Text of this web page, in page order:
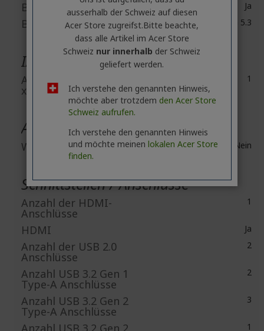
Bluetooth Ja
Bluetooth Standard Bluetooth 5.3
I/O Erweiterungen
Anzahl der PCI Express
x16 Steckplätze
1
Ausstattung
Webcam Nein
Schnittstellen / Anschlüsse
Anzahl der HDMI-
Anschlüsse
1
HDMI Ja
Anzahl der USB 2.0
Anschlüsse
2
Anzahl USB 3.2 Gen 1
Type-A Anschlüsse
2
Anzahl USB 3.2 Gen 2
Type-A Anschlüsse
3
Anzahl USB 3.2 Gen 2 1
ausserhalb ​der Schweiz auf diesen
Acer Store zugreifst.​Bitte beachte,
dass alle Artikel im Acer Store
Schweiz nur innerhalb der Schweiz
geliefert werden.
Ich verstehe den genannten Hinweis,
möchte aber trotzdem den Acer Store
Schweiz aufrufen.
Ich verstehe den genannten Hinweis
und möchte meinen lokalen Acer Store
finden.